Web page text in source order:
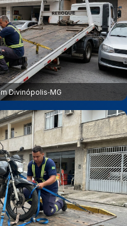
Divinópolis‑MG